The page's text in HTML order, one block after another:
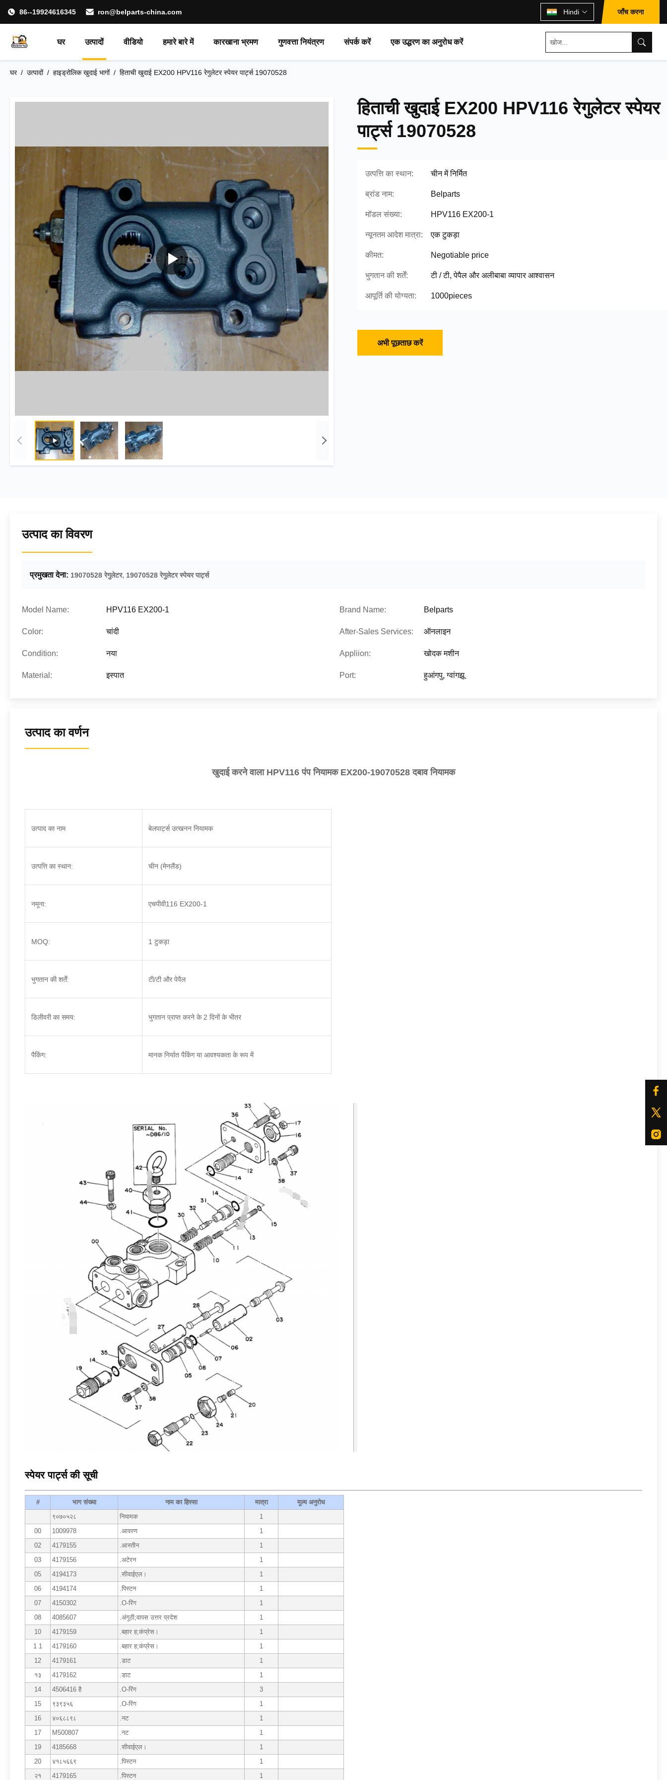
86--19924616345 ron@belparts-china.com Hindi जाँच करना
घर उत्पादों वीडियो हमारे बारे में कारखाना भ्रमण गुणवत्ता नियंत्रण संपर्क करें एक उद्धरण का अनुरोध करें
घर/ उत्पादों/ हाइड्रोलिक खुदाई भागों/ हिताची खुदाई EX200 HPV116 रेगुलेटर स्पेयर पार्ट्स 19070528
हिताची खुदाई EX200 HPV116 रेगुलेटर स्पेयर
पार्ट्स 19070528
उत्पत्ति का स्थान: चीन में निर्मित
ब्रांड नाम: Belparts
मॉडल संख्या: HPV116 EX200-1
न्यूनतम आदेश मात्रा: एक टुकड़ा
कीमत: Negotiable price
भुगतान की शर्तें: टी / टी, पेपैल और अलीबाबा व्यापार आश्वासन
आपूर्ति की योग्यता: 1000pieces
अभी पूछताछ करें
उत्पाद का विवरण
प्रमुखता देना: 19070528 रेगुलेटर, 19070528 रेगुलेटर स्पेयर पार्ट्स
Model Name: HPV116 EX200-1 Brand Name: Belparts
Color: चांदी After-Sales Services: ऑनलाइन
Condition: नया Appliion: खोदक मशीन
Material: इस्पात Port: हुआंगपु, ग्वांगझू
उत्पाद का वर्णन
खुदाई करने वाला HPV116 पंप नियामक EX200-19070528 दबाव नियामक
उत्पाद का नाम बेलपार्ट्स उत्खनन नियामक
उत्पत्ति का स्थान: चीन (मेनलैंड)
नमूना: एचपीवी116 EX200-1
MOQ: 1 टुकड़ा
भुगतान की शर्तें: टी/टी और पेपैल
डिलीवरी का समय: भुगतान प्राप्त करने के 2 दिनों के भीतर
पैकिंग: मानक निर्यात पैकिंग या आवश्यकता के रूप में
स्पेयर पार्ट्स की सूची
# भाग संख्या नाम का हिस्सा मात्रा
मूल्य अनुरोध
९०७०५२८
नियामक
1
00
1009978 .आवरण
1
02
4179155 .आस्तीन
1
03
4179156 .अटेरन
1
05
4194173 .सीवाईएल।
1
06
4194174 .पिस्टन
1
07
4150302 .O-रिंग
1
08
4085607 .अंगूठी;वापस उत्तर प्रदेश
1
10
4179159 .बहार ह;कंप्रेस।
1
1 1
4179160 .बहार ह;कंप्रेस।
1
12
4179161 .डाट
1
१३
4179162 .डाट
1
14
4506416 है .O-रिंग
3
15
९३९३५६ .O-रिंग
1
16
४०६८८९८ .नट
1
17
M500807 .नट
1
19
4185668 .सीवाईएल।
1
20
४१८५६६९ .पिस्टन
1
२१
4179165 .पिस्टन 1